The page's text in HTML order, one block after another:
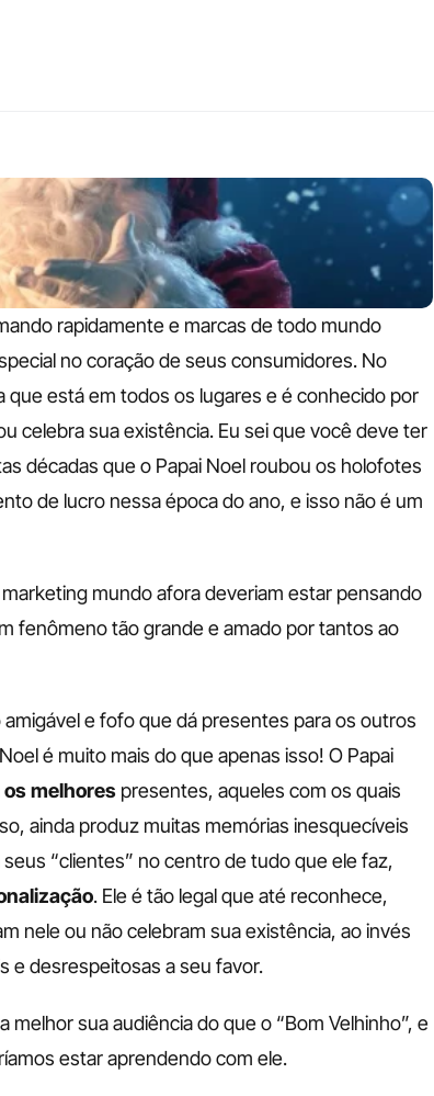
rapidamente e marcas de todo mundo
no coração de seus consumidores. No
que está em todos os lugares e é conhecido por
celebra sua existência. Eu sei que você deve ter
décadas que o Papai Noel roubou os holofotes
de lucro nessa época do ano, e isso não é um
mundo afora deveriam estar pensando
fenômeno tão grande e amado por tantos ao
e fofo que dá presentes para os outros
é muito mais do que apenas isso! O Papai
os melhores presentes, aqueles com os quais
ainda produz muitas memórias inesquecíveis
“clientes” no centro de tudo que ele faz,
. Ele é tão legal que até reconhece,
nele ou não celebram sua existência, ao invés
e desrespeitosas a seu favor.
sua audiência do que o “Bom Velhinho”, e
estar aprendendo com ele.